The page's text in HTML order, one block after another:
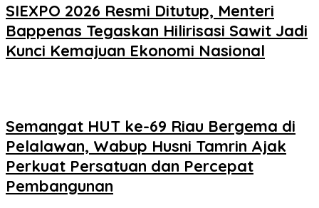
SIEXPO 2026 Resmi Ditutup, Menteri
Bappenas Tegaskan Hilirisasi Sawit Jadi
Kunci Kemajuan Ekonomi Nasional
Semangat HUT ke-69 Riau Bergema di
Pelalawan, Wabup Husni Tamrin Ajak
Perkuat Persatuan dan Percepat
Pembangunan